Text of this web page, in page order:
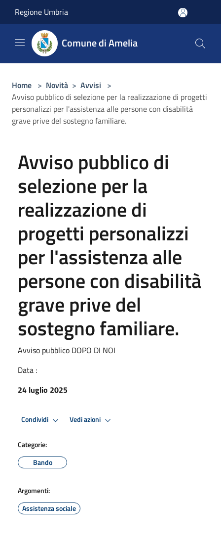
Regione Umbria
Comune di Amelia
Home > Novità > Avvisi >
Avviso pubblico di selezione per la realizzazione di progetti
personalizzi per l'assistenza alle persone con disabilità
grave prive del sostegno familiare.
Avviso pubblico di
selezione per la
realizzazione di
progetti personalizzi
per l'assistenza alle
persone con disabilità
grave prive del
sostegno familiare.
Avviso pubblico DOPO DI NOI
Data :
24 luglio 2025
Condividi Vedi azioni
Categorie:
Bando
Argomenti:
Assistenza sociale